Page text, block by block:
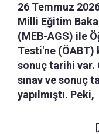
26 Temmuz
Milli Eğitim
(MEB-AGS) ile
Testi'ne (ÖABT)
sonuç tarihi var.
sınav ve sonuç
yapılmıştı. Peki,